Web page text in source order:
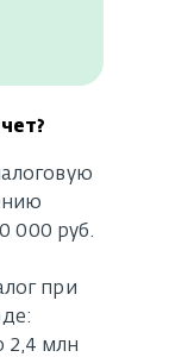
000 руб.
при
2,4 млн